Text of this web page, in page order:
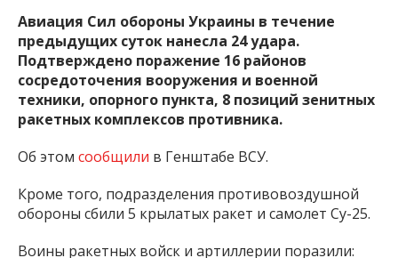
Авиация Сил обороны Украины в течение
предыдущих суток нанесла 24 удара.
Подтверждено поражение 16 районов
сосредоточения вооружения и военной
техники, опорного пункта, 8 позиций зенитных
ракетных комплексов противника.
Об этом сообщили в Генштабе ВСУ.
Кроме того, подразделения противовоздушной
обороны сбили 5 крылатых ракет и самолет Су-25.
Воины ракетных войск и артиллерии поразили: